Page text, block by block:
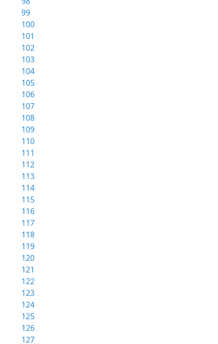
99
100
101
102
103
104
105
106
107
108
109
110
111
112
113
114
115
116
117
118
119
120
121
122
123
124
125
126
127